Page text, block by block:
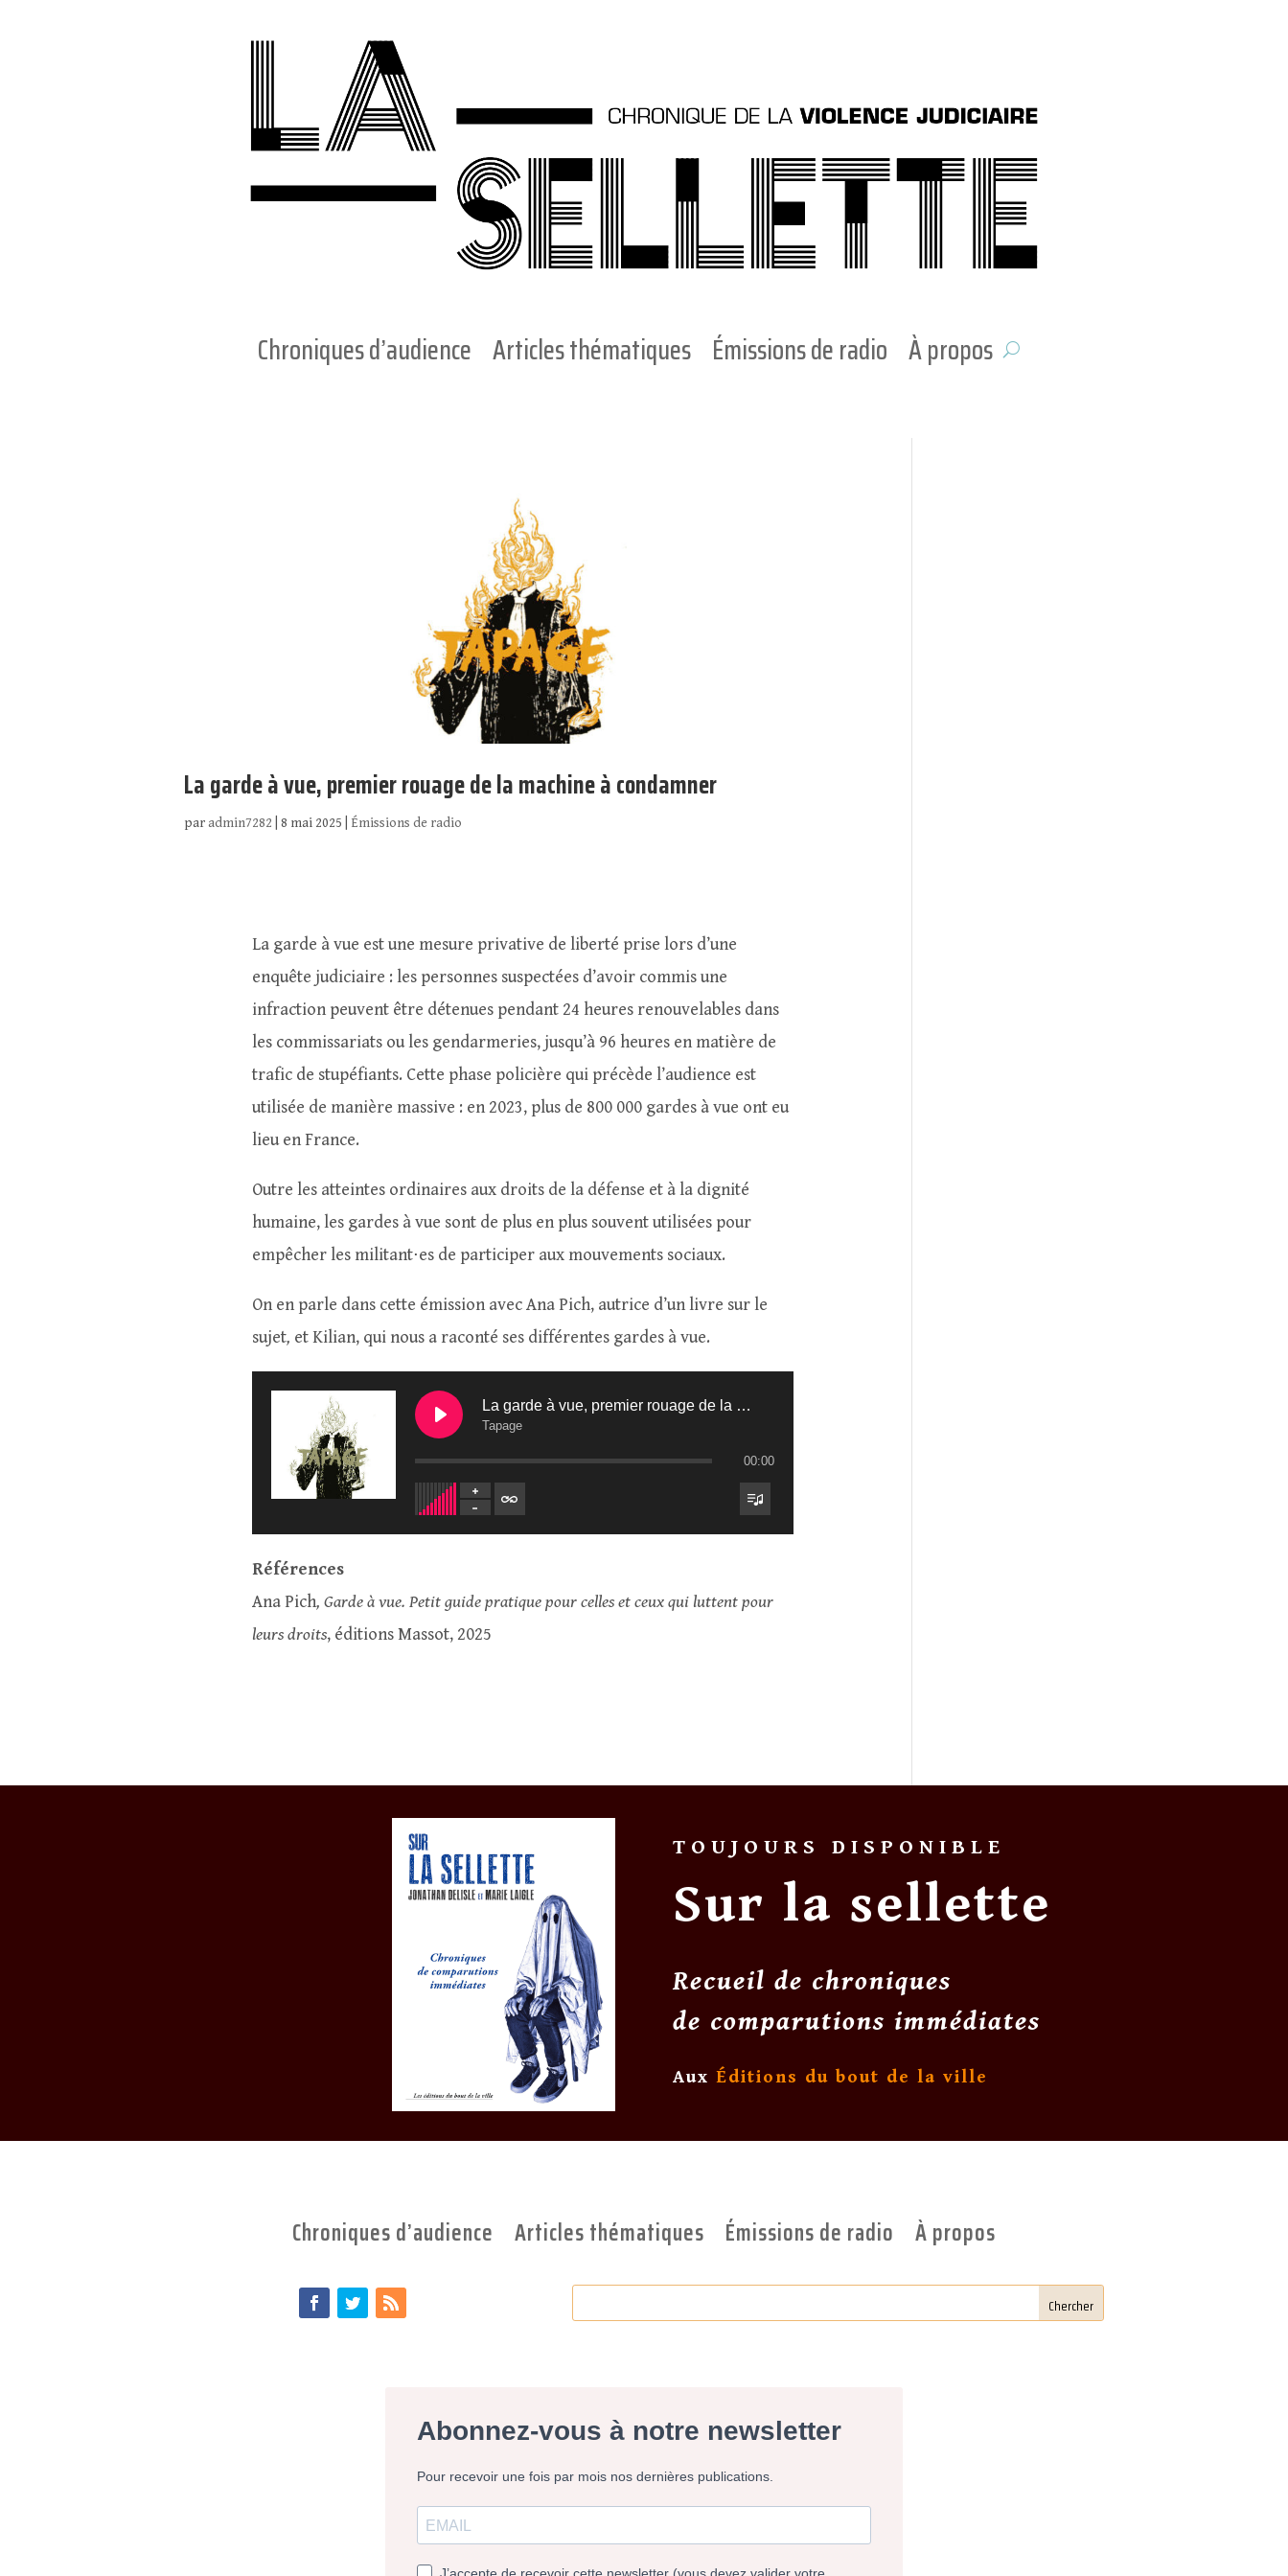
Chroniques d’audience Articles thématiques Émissions de radio À propos
La garde à vue, premier rouage de la machine à condamner
paradmin7282 8 mai 2025 Émissions de radio
La garde à vue est une mesure privative de liberté prise lors d’une
enquête judiciaire : les personnes suspectées d’avoir commis une
infraction peuvent être détenues pendant 24 heures renouvelables dans
les commissariats ou les gendarmeries, jusqu’à 96 heures en matière de
trafic de stupéfiants. Cette phase policière qui précède l’audience est
utilisée de manière massive : en 2023, plus de 800 000 gardes à vue ont eu
lieu en France.
Outre les atteintes ordinaires aux droits de la défense et à la dignité
humaine, les gardes à vue sont de plus en plus souvent utilisées pour
empêcher les militant⋅es de participer aux mouvements sociaux.
On en parle dans cette émission avec Ana Pich, autrice d’un livre sur le
sujet, et Kilian, qui nous a raconté ses différentes gardes à vue.
La garde à vue, premier rouage de la machine à condamner
Tapage
00:00
Références
Ana Pich, Garde à vue. Petit guide pratique pour celles et ceux qui luttent pour
leurs droits, éditions Massot, 2025
TOUJOURS DISPONIBLE
Sur la sellette
Recueil de chroniques
de comparutions immédiates
Aux Éditions du bout de la ville
Chroniques d’audience Articles thématiques Émissions de radio À propos